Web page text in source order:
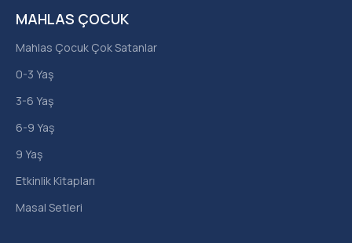
MAHLAS ÇOCUK
Mahlas Çocuk Çok Satanlar
0-3 Yaş
3-6 Yaş
6-9 Yaş
9 Yaş
Etkinlik Kitapları
Masal Setleri